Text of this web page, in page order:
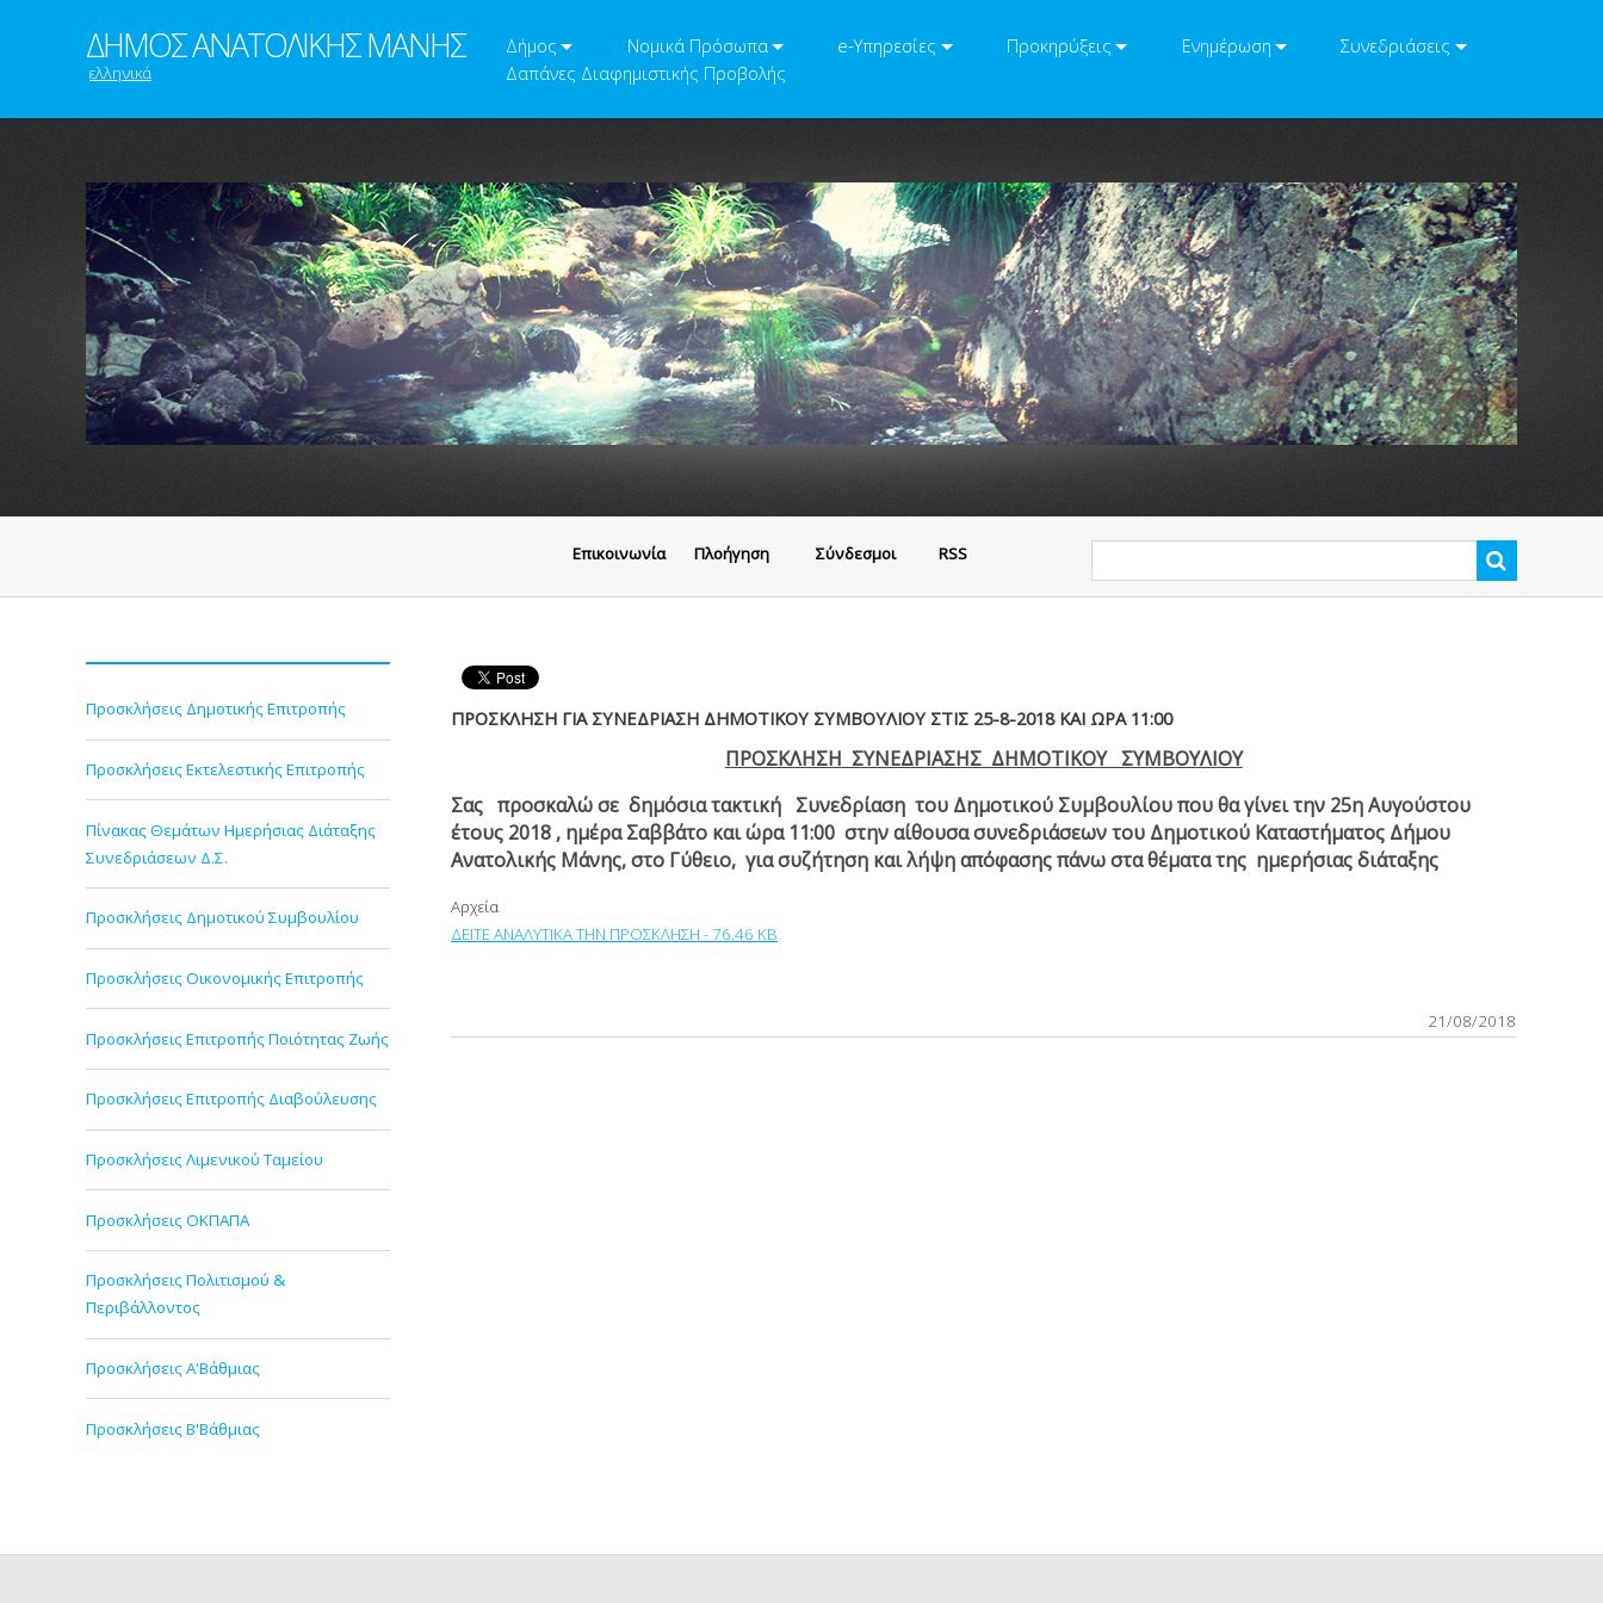
ΔΗΜΟΣ ΑΝΑΤΟΛΙΚΗΣ ΜΑΝΗΣ
ελληνικά
Δήμος Νομικά Πρόσωπα e-Υπηρεσίες Προκηρύξεις Ενημέρωση
Συνεδριάσεις
Δαπάνες Διαφημιστικής Προβολής
Eπικοινωνία Πλοήγηση Σύνδεσμοι RSS
Προσκλήσεις Δημοτικής Επιτροπής
Προσκλήσεις Εκτελεστικής Επιτροπής
Πίνακας Θεμάτων Ημερήσιας Διάταξης
Συνεδριάσεων Δ.Σ.
Προσκλήσεις Δημοτικού Συμβουλίου
Προσκλήσεις Οικονομικής Επιτροπής
Προσκλήσεις Επιτροπής Ποιότητας Ζωής
Προσκλήσεις Επιτροπής Διαβούλευσης
Προσκλήσεις Λιμενικού Ταμείου
Προσκλήσεις ΟΚΠΑΠΑ
Προσκλήσεις Πολιτισμού &
Περιβάλλοντος
Προσκλήσεις Α'Βάθμιας
Προσκλήσεις Β'Βάθμιας
ΠΡΟΣΚΛΗΣΗ ΓΙΑ ΣΥΝΕΔΡΙΑΣΗ ΔΗΜΟΤΙΚΟΥ ΣΥΜΒΟΥΛΙΟΥ ΣΤΙΣ 25-8-2018 ΚΑΙ ΩΡΑ 11:00
ΠΡΟΣΚΛΗΣΗ ΣΥΝΕΔΡΙΑΣΗΣ ΔΗΜΟΤΙΚΟΥ ΣΥΜΒΟΥΛΙΟΥ
Σας προσκαλώ σε δημόσια τακτική Συνεδρίαση του Δημοτικού Συμβουλίου που θα γίνει την 25ηΑυγούστου
έτους 2018 , ημέρα Σαββάτο και ώρα 11:00 στην αίθουσα συνεδριάσεων του Δημοτικού Καταστήματος Δήμου
Ανατολικής Μάνης, στο Γύθειο, για συζήτηση και λήψη απόφασης πάνω στα θέματα της ημερήσιας διάταξης
Αρχεία
ΔΕΙΤΕ ΑΝΑΛΥΤΙΚΑ ΤΗΝ ΠΡΟΣΚΛΗΣΗ - 76.46 KB
21/08/2018